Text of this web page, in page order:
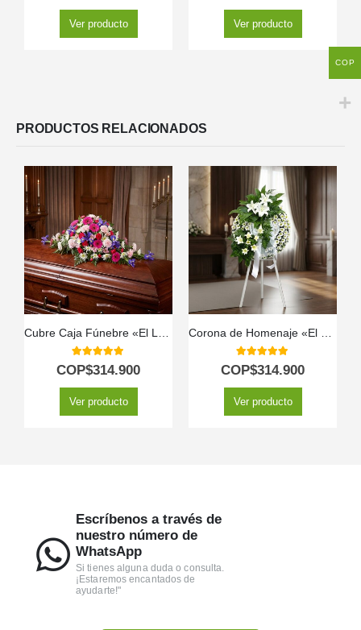
Ver producto Ver producto
PRODUCTOS RELACIONADOS
5.00out of 5
COP$314.900
Ver producto
5.00out of 5
COP$314.900
Ver producto
Escríbenos a través de
nuestro número de
WhatsApp
Si tienes alguna duda o consulta.
¡Estaremos encantados de
ayudarte!"
COP